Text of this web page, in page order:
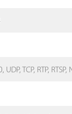
UDP, TCP, RTP,